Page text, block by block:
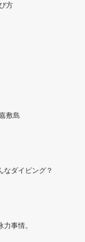
方
敷島
なダイビング？
事情。